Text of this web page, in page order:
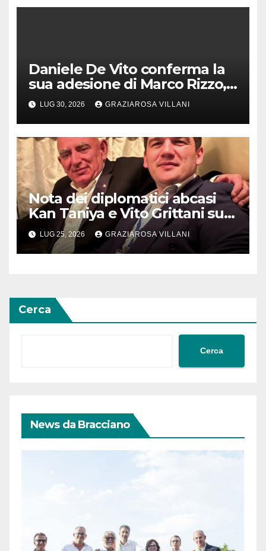
Daniele De Vito conferma la
sua adesione di Marco Rizzo,
nel rispetto delle decisioni
del 1° Congress
LUG 30, 2026 GRAZIAROSA VILLANI
Nota dei diplomatici abcasi
Kan Taniya e Vito Grittani su
cosiddetto “ritiro
riconoscimento” di Abcasia e
Ossezia del Sud da parte della
LUG 25, 2026 GRAZIAROSA VILLANI
Cerca
Cerca
News da Bracciano